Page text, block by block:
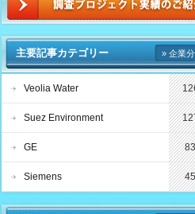
主要記事カテゴリー » 企業
Veolia Water
Suez Environment
GE
Siemens